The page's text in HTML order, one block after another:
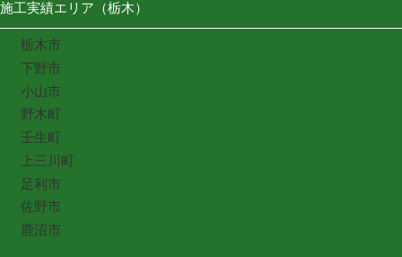
施工実績エリア（栃木）
栃木市
下野市
小山市
野木町
壬生町
上三川町
足利市
佐野市
鹿沼市